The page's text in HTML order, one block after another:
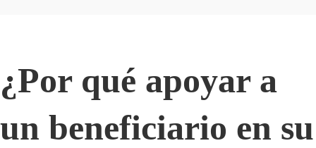
¿Por qué apoyar a
un beneficiario en su